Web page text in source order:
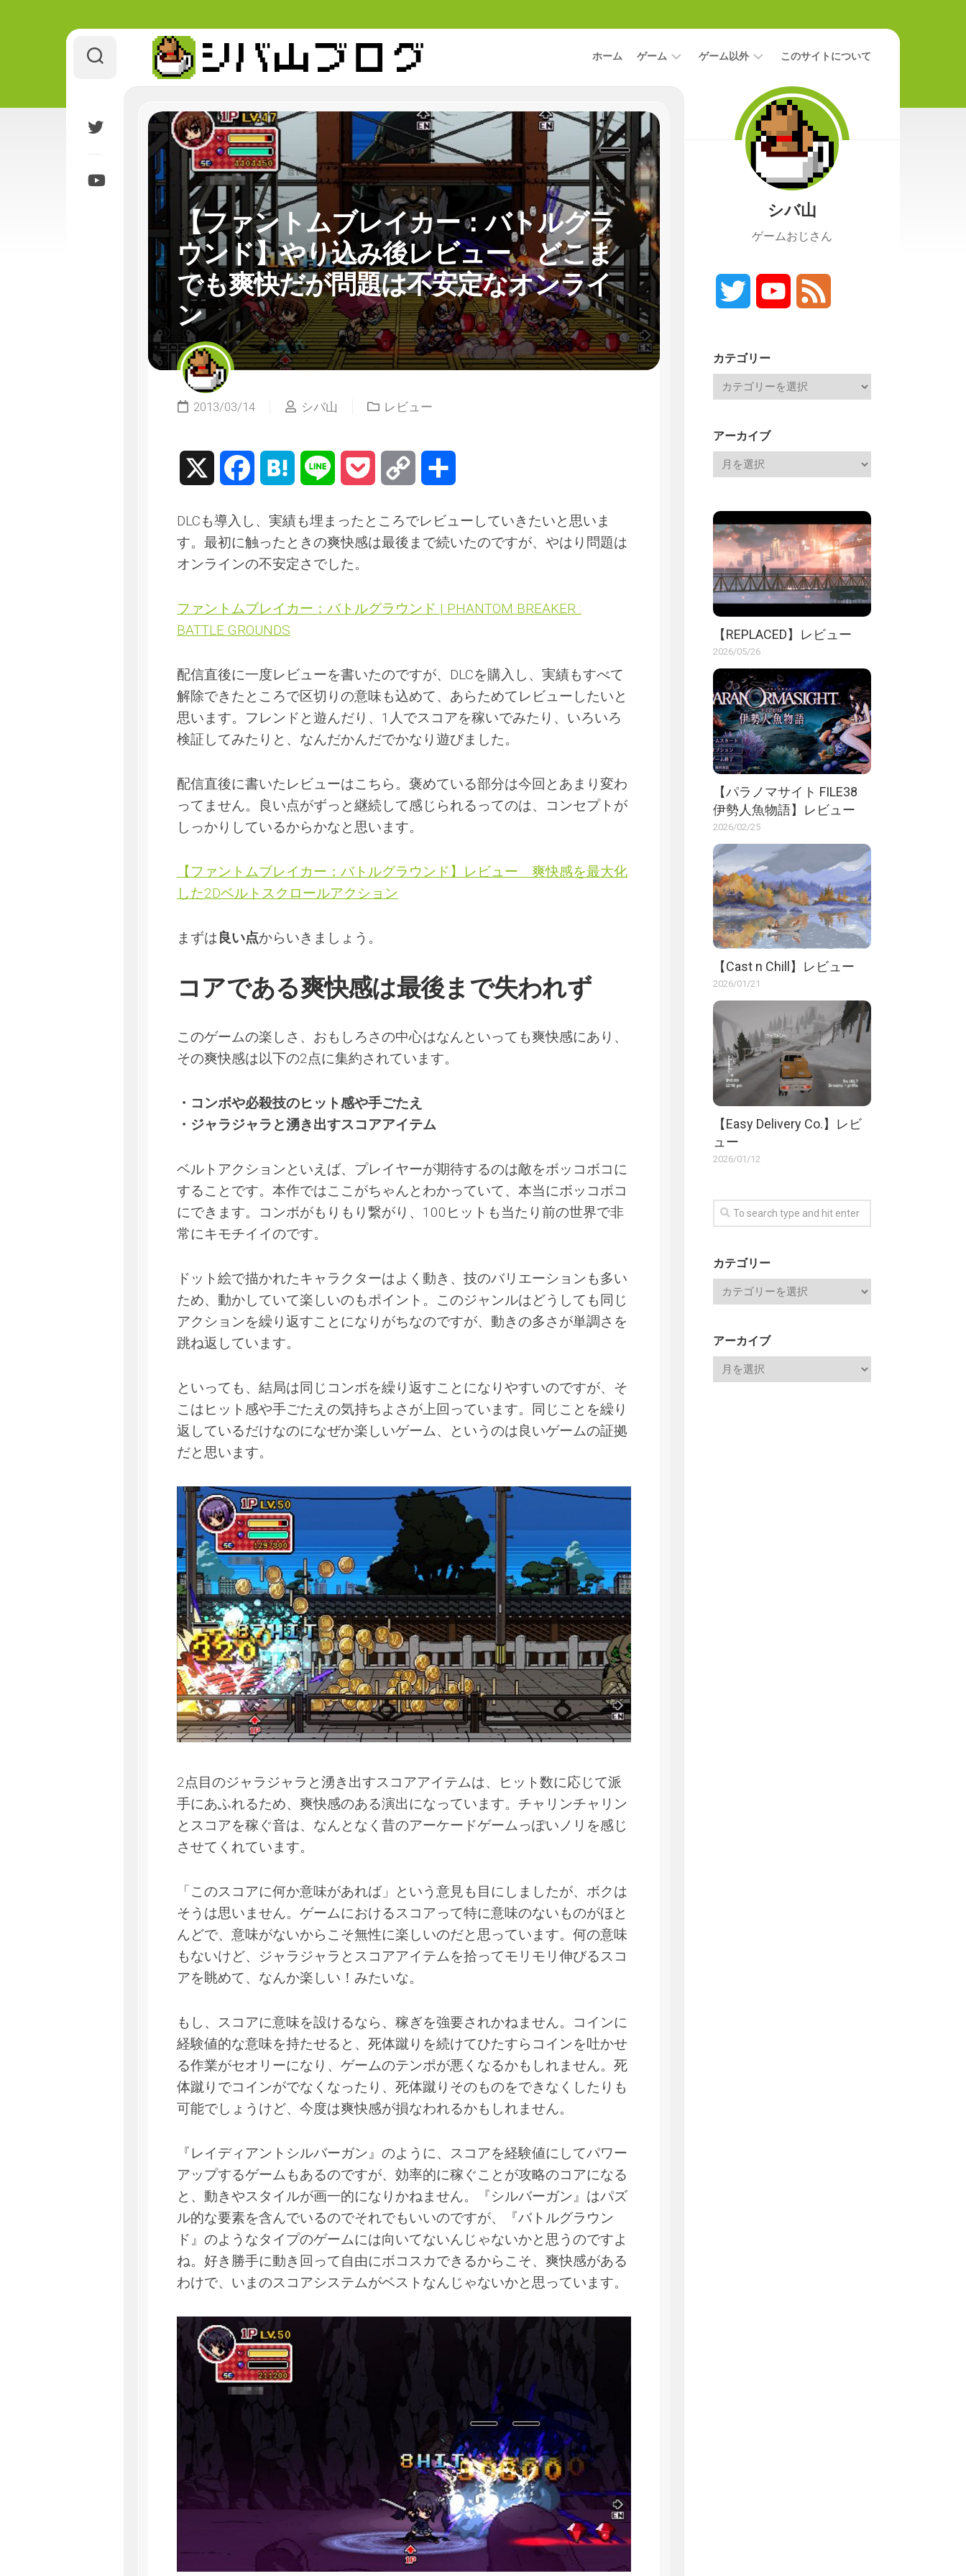
ホーム ゲーム
ビ
ュ
ー
攻
略
ニ
ュ
ー
ス
プ
イ
日
記
ゲーム以外 このサイトについて
【ファントムブレイカー：バトルグラ
ウンド】やり込み後レビュー どこま
でも爽快だが問題は不安定なオンライ
ン
2013/03/14 シバ山 レビュー
FacebookHatena Line Pocket Copy
DLCも導入し、実績も埋まったところでレビューしていきたいと思いま
す。最初に触ったときの爽快感は最後まで続いたのですが、やはり問題は
オンラインの不安定さでした。
ファントムブレイカー：バトルグラウンド | PHANTOM BREAKER :
BATTLE GROUNDS
配信直後に一度レビューを書いたのですが、DLCを購入し、実績もすべて
解除できたところで区切りの意味も込めて、あらためてレビューしたいと
思います。フレンドと遊んだり、1人でスコアを稼いでみたり、いろいろ
検証してみたりと、なんだかんだでかなり遊びました。
配信直後に書いたレビューはこちら。褒めている部分は今回とあまり変わ
ってません。良い点がずっと継続して感じられるってのは、コンセプトが
しっかりしているからかなと思います。
【ファントムブレイカー：バトルグラウンド】レビュー 爽快感を最大化
した2Dベルトスクロールアクション
まずは良い点からいきましょう。
コアである爽快感は最後まで失われず
このゲームの楽しさ、おもしろさの中心はなんといっても爽快感にあり、
その爽快感は以下の2点に集約されています。
・コンボや必殺技のヒット感や手ごたえ
・ジャラジャラと湧き出すスコアアイテム
ベルトアクションといえば、プレイヤーが期待するのは敵をボッコボコに
することです。本作ではここがちゃんとわかっていて、本当にボッコボコ
にできます。コンボがもりもり繋がり、100ヒットも当たり前の世界で非
常にキモチイイのです。
ドット絵で描かれたキャラクターはよく動き、技のバリエーションも多い
ため、動かしていて楽しいのもポイント。このジャンルはどうしても同じ
アクションを繰り返すことになりがちなのですが、動きの多さが単調さを
跳ね返しています。
といっても、結局は同じコンボを繰り返すことになりやすいのですが、そ
こはヒット感や手ごたえの気持ちよさが上回っています。同じことを繰り
返しているだけなのになぜか楽しいゲーム、というのは良いゲームの証拠
だと思います。
2点目のジャラジャラと湧き出すスコアアイテムは、ヒット数に応じて派
手にあふれるため、爽快感のある演出になっています。チャリンチャリン
とスコアを稼ぐ音は、なんとなく昔のアーケードゲームっぽいノリを感じ
させてくれています。
「このスコアに何か意味があれば」という意見も目にしましたが、ボクは
そうは思いません。ゲームにおけるスコアって特に意味のないものがほと
んどで、意味がないからこそ無性に楽しいのだと思っています。何の意味
もないけど、ジャラジャラとスコアアイテムを拾ってモリモリ伸びるスコ
アを眺めて、なんか楽しい！みたいな。
もし、スコアに意味を設けるなら、稼ぎを強要されかねません。コインに
経験値的な意味を持たせると、死体蹴りを続けてひたすらコインを吐かせ
る作業がセオリーになり、ゲームのテンポが悪くなるかもしれません。死
体蹴りでコインがでなくなったり、死体蹴りそのものをできなくしたりも
可能でしょうけど、今度は爽快感が損なわれるかもしれません。
『レイディアントシルバーガン』のように、スコアを経験値にしてパワー
アップするゲームもあるのですが、効率的に稼ぐことが攻略のコアになる
と、動きやスタイルが画一的になりかねません。『シルバーガン』はパズ
ル的な要素を含んでいるのでそれでもいいのですが、『バトルグラウン
ド』のようなタイプのゲームには向いてないんじゃないかと思うのですよ
ね。好き勝手に動き回って自由にボコスカできるからこそ、爽快感がある
わけで、いまのスコアシステムがベストなんじゃないかと思っています。
シバ山
ゲームおじさん
Twitter YouTube
カテゴリー
アーカイブ
【REPLACED】レビュー
2026/05/26
【パラノマサイト FILE38
伊勢人魚物語】レビュー
2026/02/25
【Cast n Chill】レビュー
2026/01/21
【Easy Delivery Co.】レビ
ュー
2026/01/12
カテゴリー
アーカイブ